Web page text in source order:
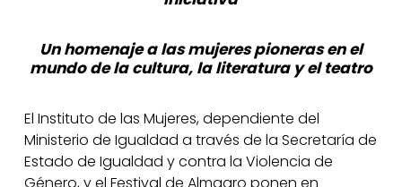
Un homenaje a las mujeres pioneras en el
mundo de la cultura, la literatura y el teatro
El Instituto de las Mujeres, dependiente del
Ministerio de Igualdad a través de la Secretaría de
Estado de Igualdad y contra la Violencia de
Género, y el Festival de Almagro ponen en